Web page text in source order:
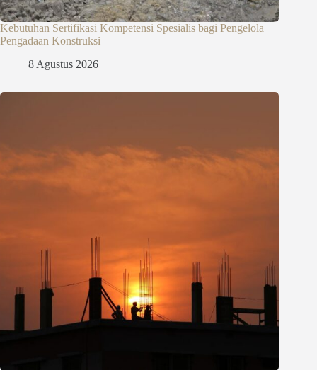
Kebutuhan Sertifikasi Kompetensi Spesialis bagi Pengelola
Pengadaan Konstruksi
8 Agustus 2026